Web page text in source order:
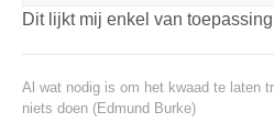
Dit lijkt mij enkel van
Al wat nodig is om het kwaad te laten
niets doen (Edmund Burke)